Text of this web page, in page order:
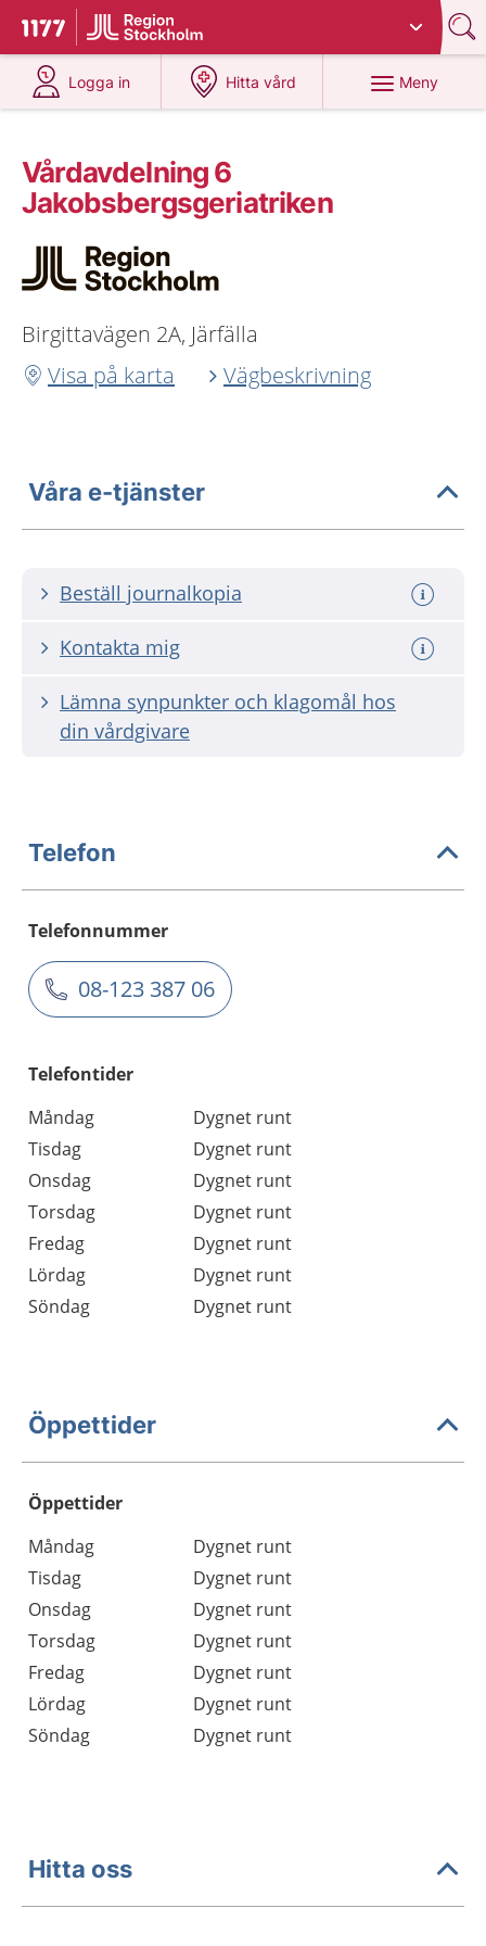
Till startsidan för 1177
Du har valt region
Logga in
på 1177.se
Hitta vård
på 1177.se
Meny
Vårdavdelning 6
Jakobsbergsgeriatriken
Birgittavägen 2A, Järfälla
Visa på karta
Vägbeskrivning
Våra e-tjänster
Beställ journalkopia
Kontakta mig
Lämna synpunkter och klagomål hos
din vårdgivare
Telefon
Telefonnummer
08-123 387 06
Telefontider
Måndag
Dygnet runt
Tisdag
Dygnet runt
Onsdag
Dygnet runt
Torsdag
Dygnet runt
Fredag
Dygnet runt
Lördag
Dygnet runt
Söndag
Dygnet runt
Öppettider
Öppettider
Dag
Öppettider
Kommentarer
Måndag
Dygnet runt
Tisdag
Dygnet runt
Onsdag
Dygnet runt
Torsdag
Dygnet runt
Fredag
Dygnet runt
Lördag
Dygnet runt
Söndag
Dygnet runt
Hitta oss